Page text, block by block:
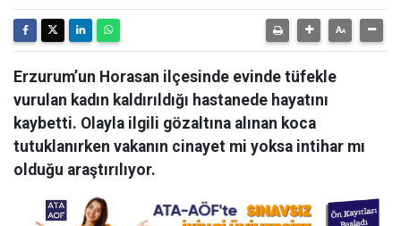
Erzurum’un Horasan ilçesinde evinde tüfekle
vurulan kadın kaldırıldığı hastanede hayatını
kaybetti. Olayla ilgili gözaltına alınan koca
tutuklanırken vakanın cinayet mi yoksa intihar mı
olduğu araştırılıyor.